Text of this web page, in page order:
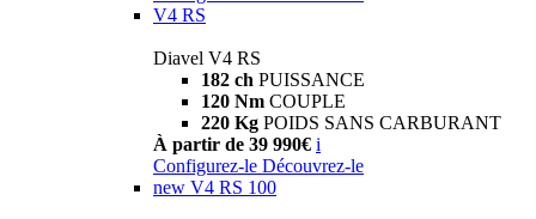
V4 RS
Diavel V4 RS
182 ch PUISSANCE
120 Nm COUPLE
220 Kg POIDS SANS CARBURANT
À partir de 39 990€ i
Configurez-le Découvrez-le
new V4 RS 100